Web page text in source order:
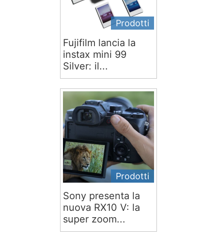
Prodotti
Fujifilm lancia la
instax mini 99
Silver: il...
Prodotti
Sony presenta la
nuova RX10 V: la
super zoom...